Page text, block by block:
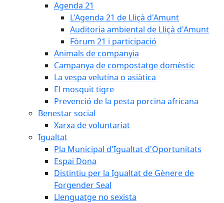
Agenda 21
L'Agenda 21 de Lliçà d'Amunt
Auditoria ambiental de Lliçà d'Amunt
Fòrum 21 i participació
Animals de companyia
Campanya de compostatge domèstic
La vespa velutina o asiàtica
El mosquit tigre
Prevenció de la pesta porcina africana
Benestar social
Xarxa de voluntariat
Igualtat
Pla Municipal d'Igualtat d'Oportunitats
Espai Dona
Distintiu per la Igualtat de Gènere de
Forgender Seal
Llenguatge no sexista